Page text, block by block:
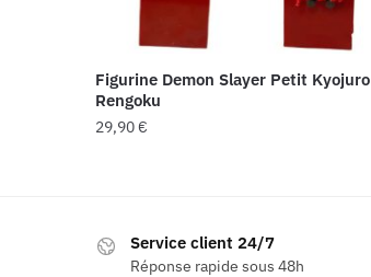
Figurine Demon Slayer Petit Kyojuro
Rengoku
29,90€
Service client 24/7
Réponse rapide sous 48h